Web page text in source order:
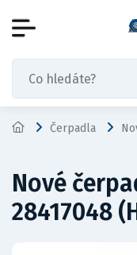
Čerpadla
Nové
28417048